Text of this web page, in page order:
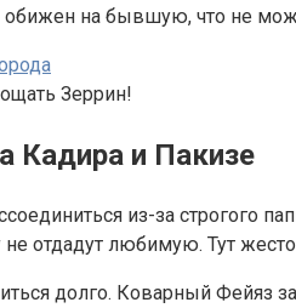
на бывшую, что не
Зеррин!
Кадира и Пакизе
из-за строгого
отдадут любимую. Тут
долго. Коварный Фейяз